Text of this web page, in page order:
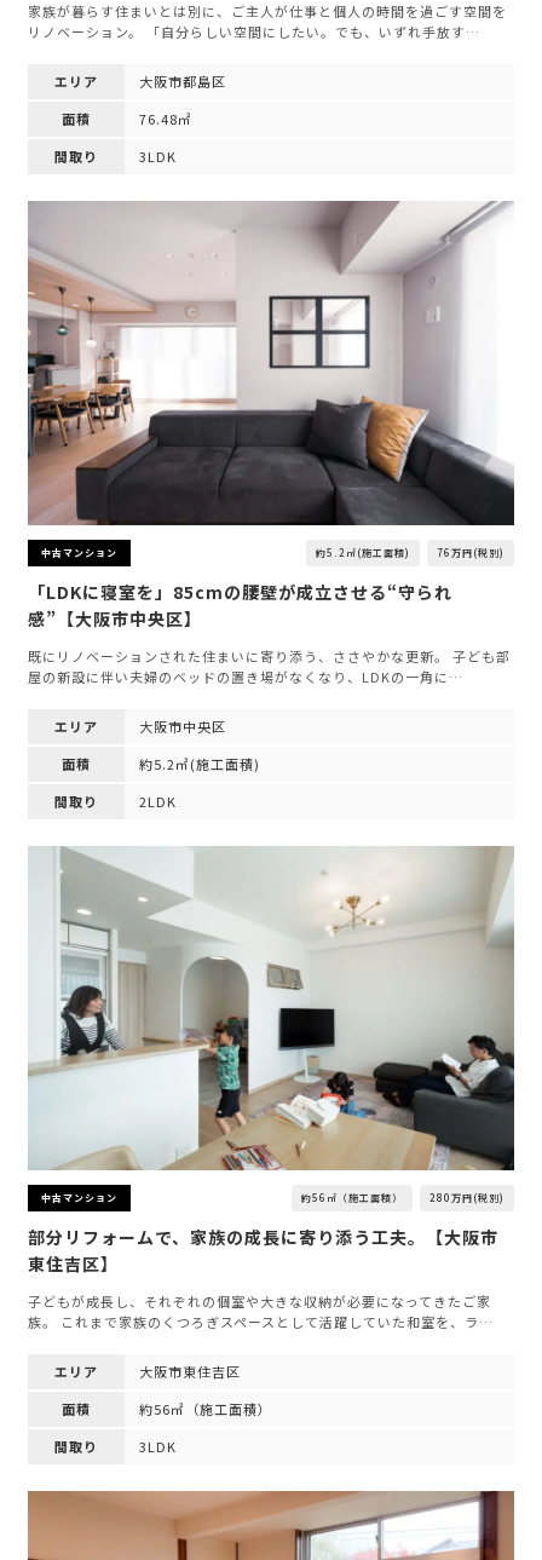
家族が暮らす住まいとは別に、ご主人が仕事と個人の時間を過ごす空間を
リノベーション。 「自分らしい空間にしたい。でも、いずれ手放す…
エリア
大阪市都島区
面積
76.48㎡
間取り
3LDK
中古マンション 約5.2㎡(施工面積) 76万円(税別)
「LDKに寝室を」85cmの腰壁が成立させる“守られ
感”【大阪市中央区】
既にリノベーションされた住まいに寄り添う、ささやかな更新。 子ども部
屋の新設に伴い夫婦のベッドの置き場がなくなり、LDKの一角に…
エリア
大阪市中央区
面積
約5.2㎡(施工面積)
間取り
2LDK
中古マンション 約56㎡（施工面積） 280万円(税別)
部分リフォームで、家族の成長に寄り添う工夫。【大阪市
東住吉区】
子どもが成長し、それぞれの個室や大きな収納が必要になってきたご家
族。 これまで家族のくつろぎスペースとして活躍していた和室を、ラ…
エリア
大阪市東住吉区
面積
約56㎡（施工面積）
間取り
3LDK